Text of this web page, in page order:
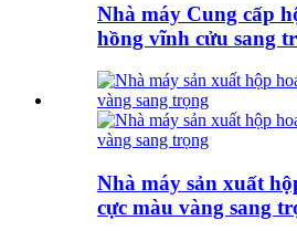
Nhà máy Cung cấp
hồng vĩnh cửu sang
Nhà máy sản xuất
cực màu vàng sang